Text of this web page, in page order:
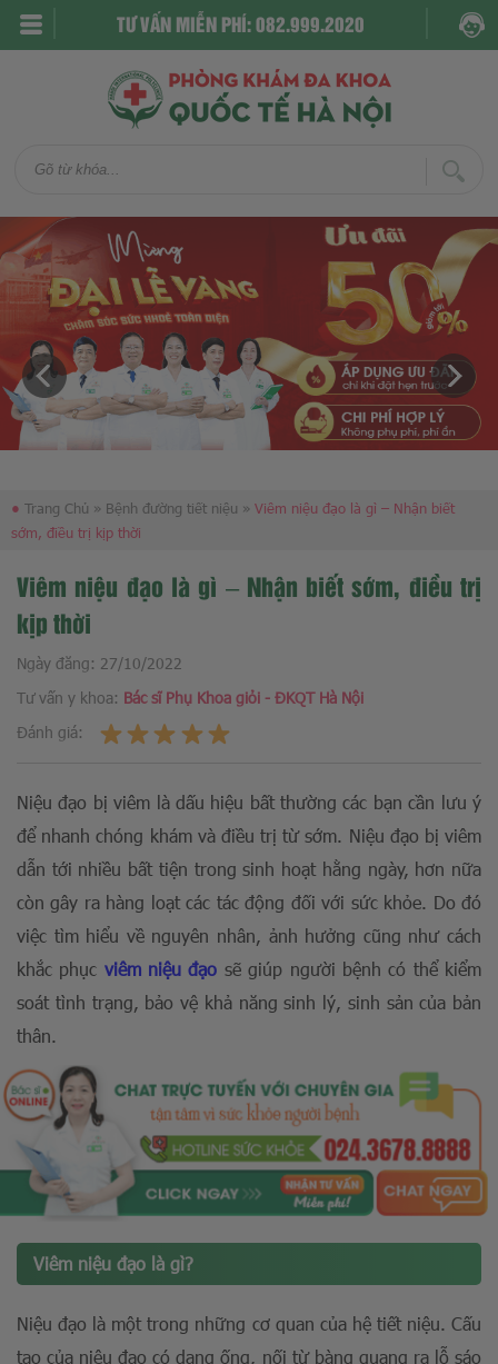
TƯ VẤN MIỄN PHÍ: 082.999.2020
● Trang Chủ » Bệnh đường tiết niệu » Viêm niệu đạo là gì – Nhận biết
sớm, điều trị kịp thời
Viêm niệu đạo là gì – Nhận biết sớm, điều trị
kịp thời
Ngày đăng: 27/10/2022
Tư vấn y khoa: Bác sĩ Phụ Khoa giỏi - ĐKQT Hà Nội
Đánh giá:
Niệu đạo bị viêm là dấu hiệu bất thường các bạn cần lưu ý
để nhanh chóng khám và điều trị từ sớm. Niệu đạo bị viêm
dẫn tới nhiều bất tiện trong sinh hoạt hằng ngày, hơn nữa
còn gây ra hàng loạt các tác động đối với sức khỏe. Do đó
việc tìm hiểu về nguyên nhân, ảnh hưởng cũng như cách
khắc phục viêm niệu đạo sẽ giúp người bệnh có thể kiểm
soát tình trạng, bảo vệ khả năng sinh lý, sinh sản của bản
thân.
Viêm niệu đạo là gì?
Niệu đạo là một trong những cơ quan của hệ tiết niệu. Cấu
tạo của niệu đạo có dạng ống, nối từ bàng quang ra lỗ sáo